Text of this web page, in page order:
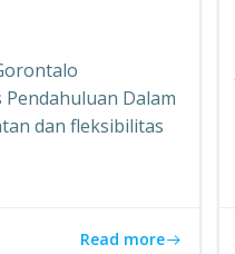
Dalam
dan fleksibilitas
Read more